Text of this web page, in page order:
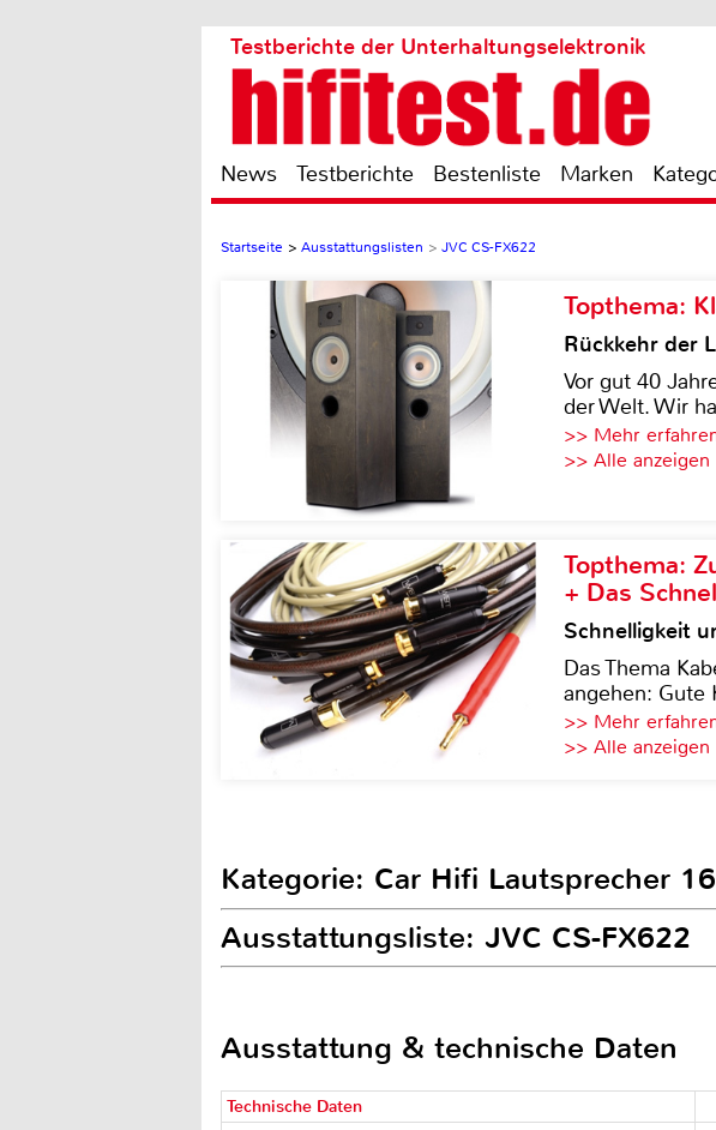
Testberichte der Unterhaltungselektronik
News Testberichte Bestenliste Marken
Startseite > Ausstattungslisten > JVC CS-FX622
Topthema:
Rückkehr der
Vor gut 40
der Welt. Wir
>> Mehr
>> Alle anzeigen
Topthema:
+ Das
Schnelligkeit
Das Thema
angehen: Gute
>> Mehr
>> Alle anzeigen
Kategorie: Car Hifi Lautsprecher
Ausstattungsliste: JVC CS-FX622
Ausstattung & technische Daten
Technische Daten